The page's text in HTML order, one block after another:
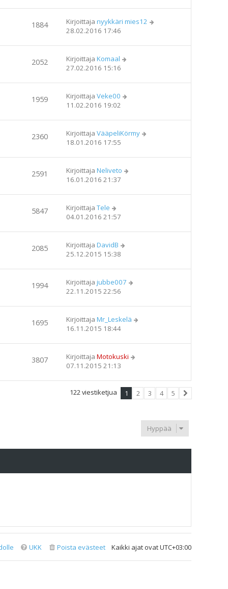
1884 Kirjoittaja nyykkäri mies12
28.02.2016 17:46
2052 Kirjoittaja Komaal
27.02.2016 15:16
1959 Kirjoittaja Veke00
11.02.2016 19:02
2360 Kirjoittaja VääpeliKörmy
18.01.2016 17:55
2591 Kirjoittaja Neliveto
16.01.2016 21:37
5847 Kirjoittaja Tele
04.01.2016 21:57
2085 Kirjoittaja DavidB
25.12.2015 15:38
1994 Kirjoittaja jubbe007
22.11.2015 22:56
1695 Kirjoittaja Mr_Leskelä
16.11.2015 18:44
3807 Kirjoittaja Motokuski
07.11.2015 21:13
122 viestiketjua 1 2 3 4
5
Hyppää
Kaikki ajat ovatUTC+03:00
Poista evästeet
UKK